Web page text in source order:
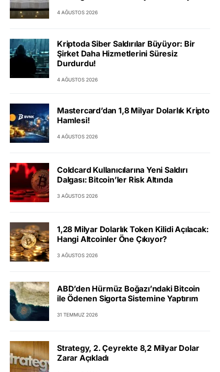
4 AĞUSTOS 2026
Kriptoda Siber Saldırılar Büyüyor: Bir
Şirket Daha Hizmetlerini Süresiz
Durdurdu!
4 AĞUSTOS 2026
Mastercard’dan 1,8 Milyar Dolarlık Kripto
Hamlesi!
4 AĞUSTOS 2026
Coldcard Kullanıcılarına Yeni Saldırı
Dalgası: Bitcoin’ler Risk Altında
3 AĞUSTOS 2026
1,28 Milyar Dolarlık Token Kilidi Açılacak:
Hangi Altcoinler Öne Çıkıyor?
3 AĞUSTOS 2026
ABD’den Hürmüz Boğazı’ndaki Bitcoin
ile Ödenen Sigorta Sistemine Yaptırım
31 TEMMUZ 2026
Strategy, 2. Çeyrekte 8,2 Milyar Dolar
Zarar Açıkladı